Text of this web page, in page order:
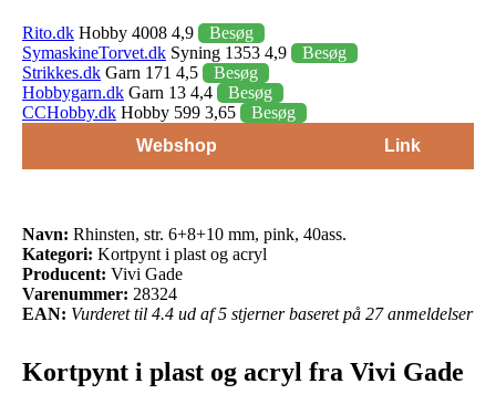
Rito.dk Hobby 4008 4,9
Besøg
SymaskineTorvet.dk Syning 1353 4,9
Besøg
Strikkes.dk Garn 171 4,5
Besøg
Hobbygarn.dk Garn 13 4,4
Besøg
CCHobby.dk Hobby 599 3,65
Besøg
Webshop
Link
Navn: Rhinsten, str. 6+8+10 mm, pink, 40ass.
Kategori: Kortpynt i plast og acryl
Producent: Vivi Gade
Varenummer: 28324
EAN: Vurderet til 4.4 ud af 5 stjerner baseret på 27 anmeldelser
Kortpynt i plast og acryl fra Vivi Gade